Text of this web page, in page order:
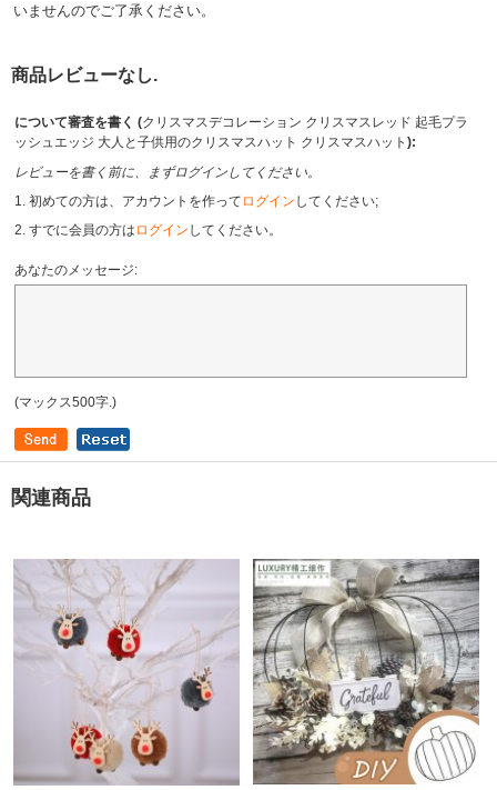
いませんのでご了承ください。
商品レビューなし.
について審査を書く (クリスマスデコレーション クリスマスレッド 起毛プラ
ッシュエッジ 大人と子供用のクリスマスハット クリスマスハット ):
レビューを書く前に、まずログインしてください。
1. 初めての方は、アカウントを作って ログイン してください;
2. すでに会員の方は ログイン してください。
あなたのメッセージ:
(マックス500字.)
関連商品